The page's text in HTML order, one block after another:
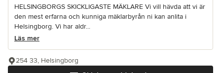
HELSINGBORGS SKICKLIGASTE MÄKLARE Vi vill hävda att vi är
den mest erfarna och kunniga mäklarbyrån ni kan anlita i
Helsingborg. Vi har aldr...
Läs mer
254 33, Helsingborg